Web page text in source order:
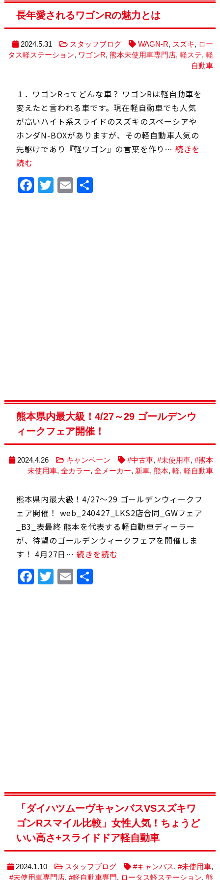
長年愛されるワゴンRの魅力とは
2024.5.31 スタッフブログ WAGN-R, スズキ, ロー
タス軽ステーション, ワゴンR,熊本未使用車専門店,軽ステ,軽
自動車
１．ワゴンRってどんな車？ ワゴンRは軽自動車を
変えたと言われる車です。現在軽自動車でも人気
が高いハイト系スライドのスズキのスペーシアや
ホンダN-BOXがありますが、その軽自動車人気の
先駆けであり『軽ワゴン』の言葉を作り… 続きを
読む
Facebook
TwitterEmail
熊本県内最大級！4/27～29 ゴールデンウ
ィークフェア開催！
2024.4.26 キャンペーン #中古車,#未使用車,#熊本
未使用車,全カラー,全メーカー, 新車,熊本,軽,軽自動車
熊本県内最大級！4/27～29 ゴールデンウィークフ
ェア開催！ web_240427_LKS2店合同_GWフェア
_B3_表最終 熊本を代表する軽自動車ディーラー
が、待望のゴールデンウィークフェアを開催しま
す！ 4月27日… 続きを読む
Facebook
TwitterEmail
「ダイハツムーヴキャンバスVSスズキワ
ゴンRスマイル比較」女性人気！ちょうど
いい高さ+スライドドア軽自動車
2024.1.10 スタッフブログ #キャンバス,#未使用車,
#未使用車専門店,#軽自動車専門, ロータス軽ステーション,熊